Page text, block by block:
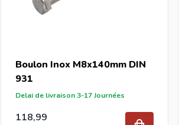
Boulon Inox M8x140mm DIN
931
Delai de livraison 3-17 Journées
118,99